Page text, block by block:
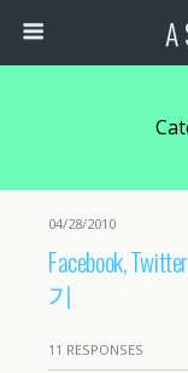
04/28/2010
Facebook,
기
11 RESPONSES